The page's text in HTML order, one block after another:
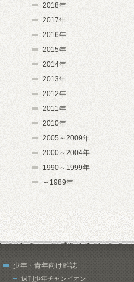
2018年
2017年
2016年
2015年
2014年
2013年
2012年
2011年
2010年
2005～2009年
2000～2004年
1990～1999年
～1989年
少年・青年向け雑誌
週刊少年チャンピオン